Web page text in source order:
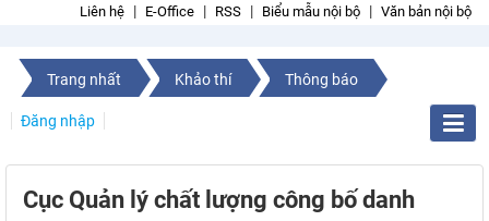
Liên hệ E-Office RSS Biểu mẫu nội bộ Văn bản nội bộ
Trang nhất Khảo thí Thông báo
Đăng nhập
Cục Quản lý chất lượng công bố danh